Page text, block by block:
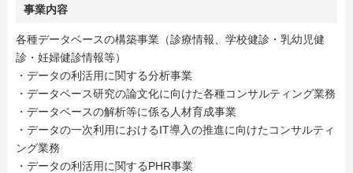
事業内容
各種データベースの構築事業（診療情報、学校健診・乳幼児健
診・妊婦健診情報等）
・データの利活用に関する分析事業
・データベース研究の論文化に向けた各種コンサルティング業務
・データベースの解析等に係る人材育成事業
・データの一次利用におけるIT導入の推進に向けたコンサルティ
ング業務
・データの利活用に関するPHR事業